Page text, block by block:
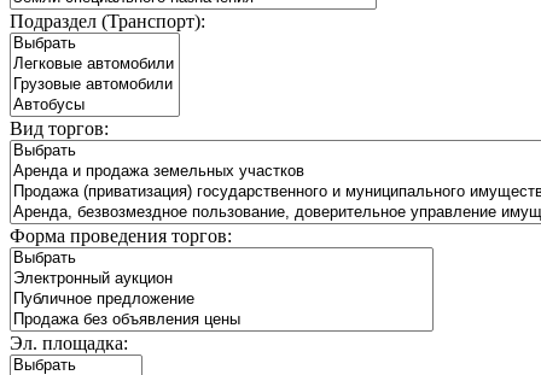
Подраздел (Транспорт):
Вид торгов:
Форма проведения торгов:
Эл. площадка: